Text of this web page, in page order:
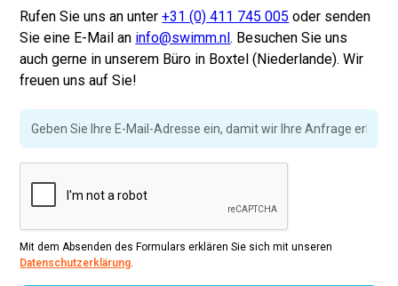
Rufen Sie uns an unter+31 (0) 411 745 005 oder senden
Sie eine E-Mail an info@swimm.nl. Besuchen Sie uns
auch gerne in unserem Büro in Boxtel (Niederlande). Wir
freuen uns auf Sie!
Mit dem Absenden des Formulars erklären Sie sich mit unseren
Datenschutzerklärung